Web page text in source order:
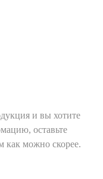
и вы хотите
оставьте
как можно скорее.